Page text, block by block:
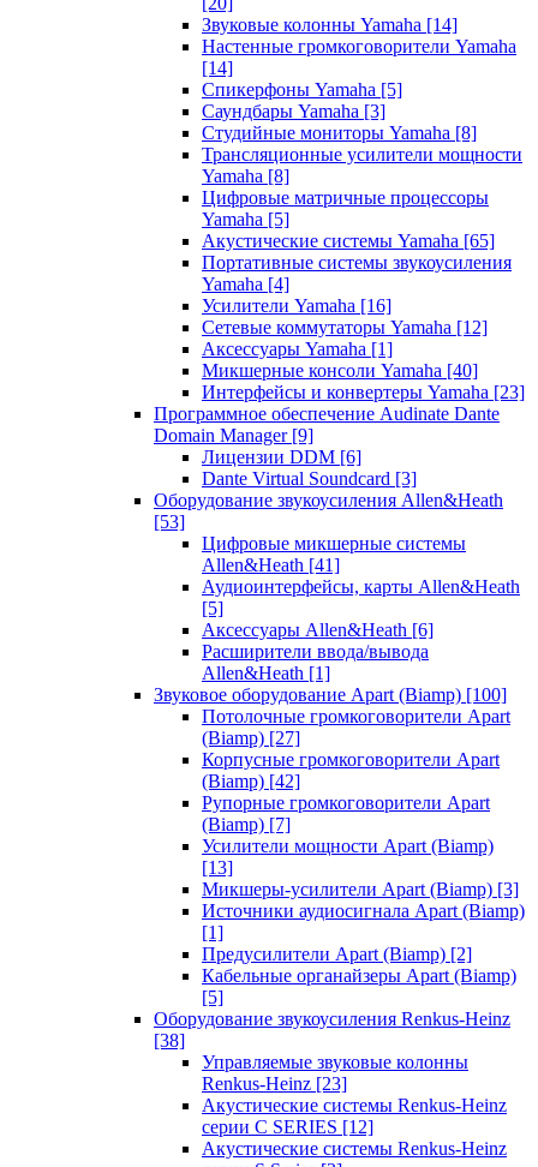
Звуковые колонны Yamaha [14]
Настенные громкоговорители Yamaha
[14]
Спикерфоны Yamaha [5]
Саундбары Yamaha [3]
Студийные мониторы Yamaha [8]
Трансляционные усилители мощности
Yamaha [8]
Цифровые матричные процессоры
Yamaha [5]
Акустические системы Yamaha [65]
Портативные системы звукоусиления
Yamaha [4]
Усилители Yamaha [16]
Сетевые коммутаторы Yamaha [12]
Аксессуары Yamaha [1]
Микшерные консоли Yamaha [40]
Интерфейсы и конвертеры Yamaha [23]
Программное обеспечение Audinate Dante
Domain Manager [9]
Лицензии DDM [6]
Dante Virtual Soundcard [3]
Оборудование звукоусиления Allen&Heath
[53]
Цифровые микшерные системы
Allen&Heath [41]
Аудиоинтерфейсы, карты Allen&Heath
[5]
Аксессуары Allen&Heath [6]
Расширители ввода/вывода
Allen&Heath [1]
Звуковое оборудование Apart (Biamp) [100]
Потолочные громкоговорители Apart
(Biamp) [27]
Корпусные громкоговорители Apart
(Biamp) [42]
Рупорные громкоговорители Apart
(Biamp) [7]
Усилители мощности Apart (Biamp)
[13]
Микшеры-усилители Apart (Biamp) [3]
Источники аудиосигнала Apart (Biamp)
[1]
Предусилители Apart (Biamp) [2]
Кабельные органайзеры Apart (Biamp)
[5]
Оборудование звукоусиления Renkus-Heinz
[38]
Управляемые звуковые колонны
Renkus-Heinz [23]
Акустические системы Renkus-Heinz
серии C SERIES [12]
Акустические системы Renkus-Heinz